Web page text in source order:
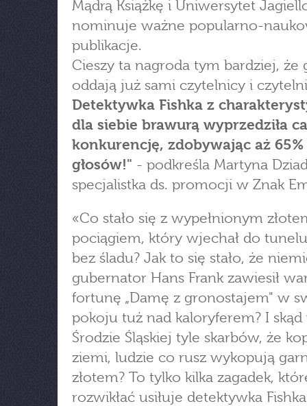
Mądrą Książkę i Uniwersytet
nominuje ważne popularno-
publikacje.
Cieszy ta nagroda tym bardziej, że
oddają już sami czytelnicy i
Detektywka Fishka z
dla siebie brawurą wyprzedziła
konkurencję, zdobywając aż 65%
głosów!" - podkreśla Martyna
specjalistka ds. promocji w Znak
«Co stało się z wypełnionym
pociągiem, który wjechał do
bez śladu? Jak to się stało, że
gubernator Hans Frank zawiesił
fortunę „Damę z gronostajem" w
pokoju tuż nad kaloryferem? I skąd
Środzie Śląskiej tyle skarbów, że
ziemi, ludzie co rusz wykopują
złotem? To tylko kilka zagadek,
rozwikłać usiłuje detektywka